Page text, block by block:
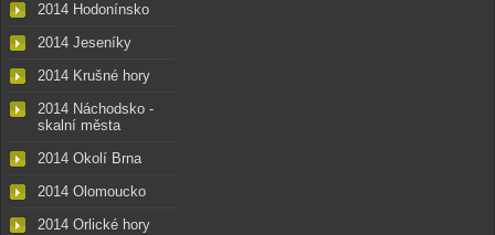
2014 Hodonínsko
2014 Jeseníky
2014 Krušné hory
2014 Náchodsko -
skalní města
2014 Okolí Brna
2014 Olomoucko
2014 Orlické hory